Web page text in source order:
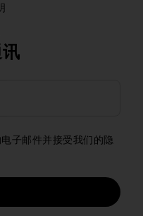
子邮件并接受我们的隐